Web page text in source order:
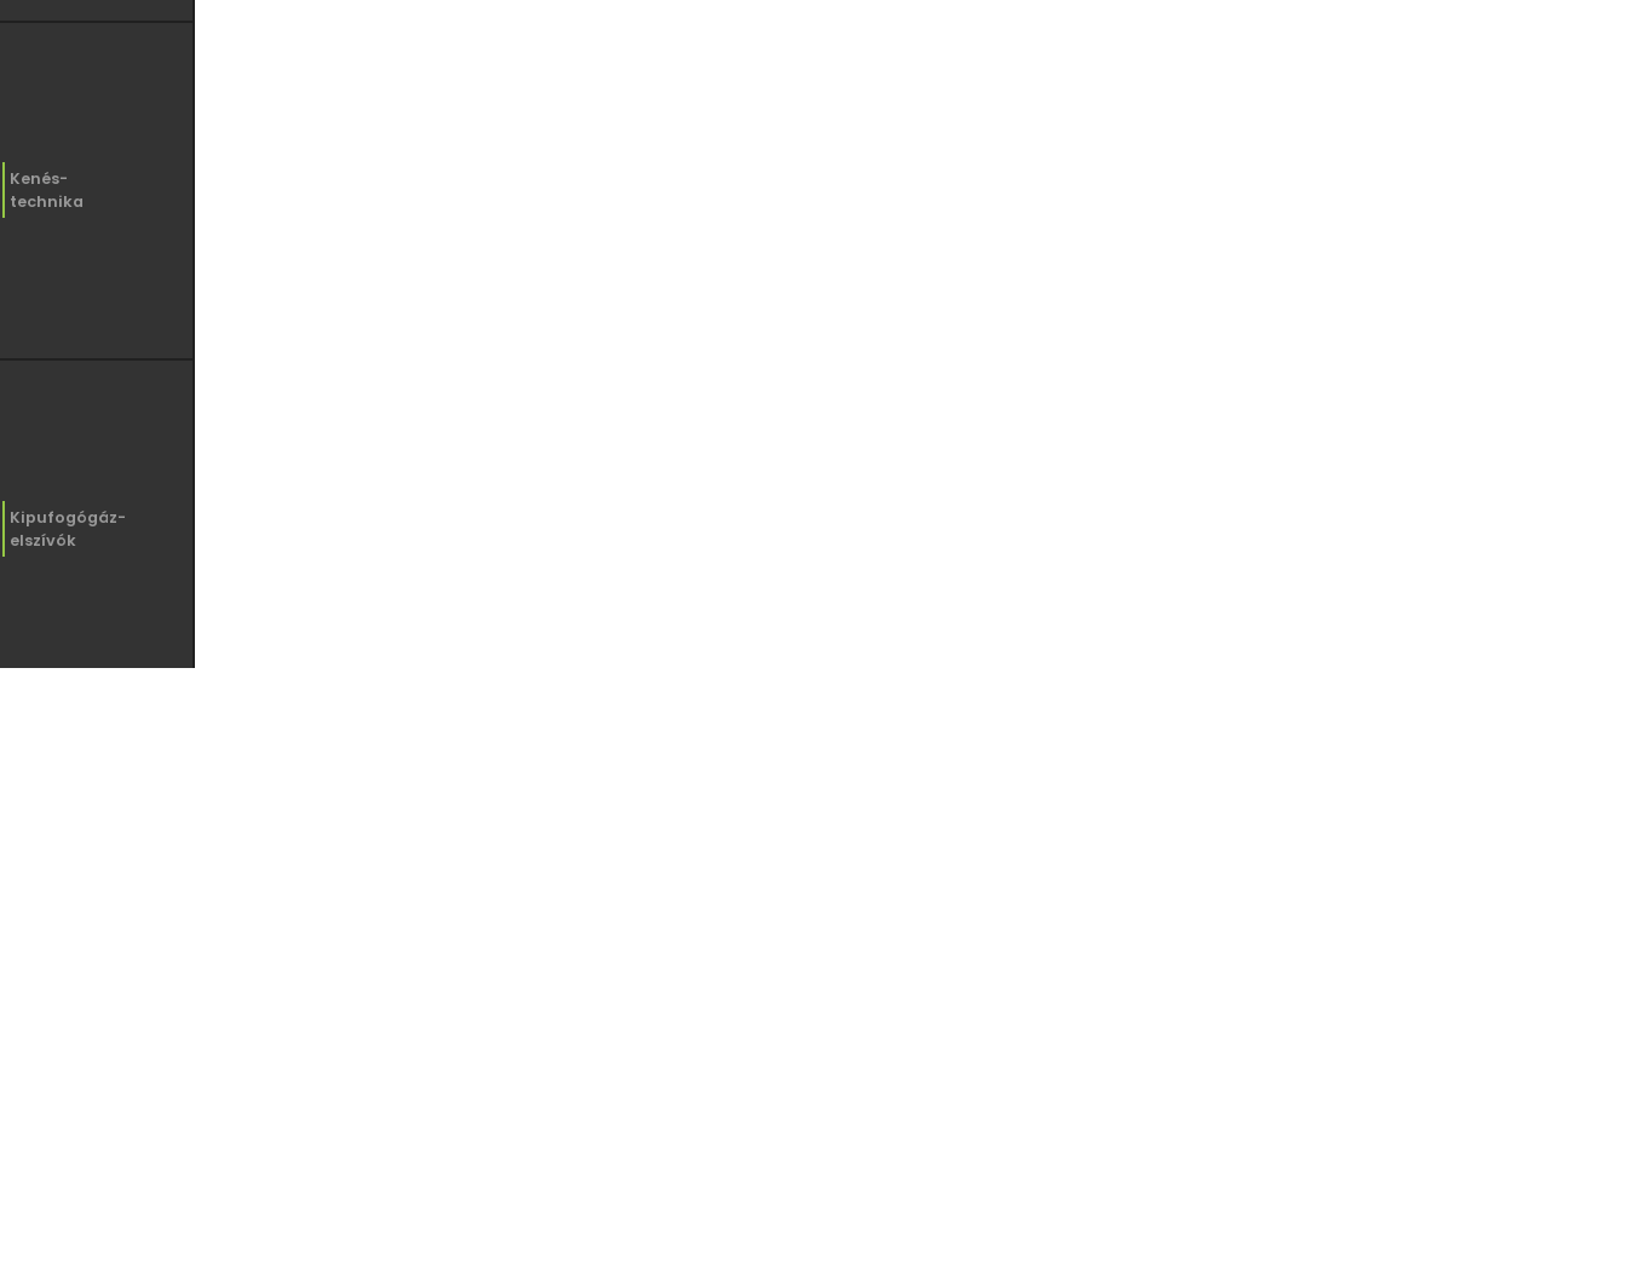
Kenés-
technika
Kipufogógáz-
elszívók